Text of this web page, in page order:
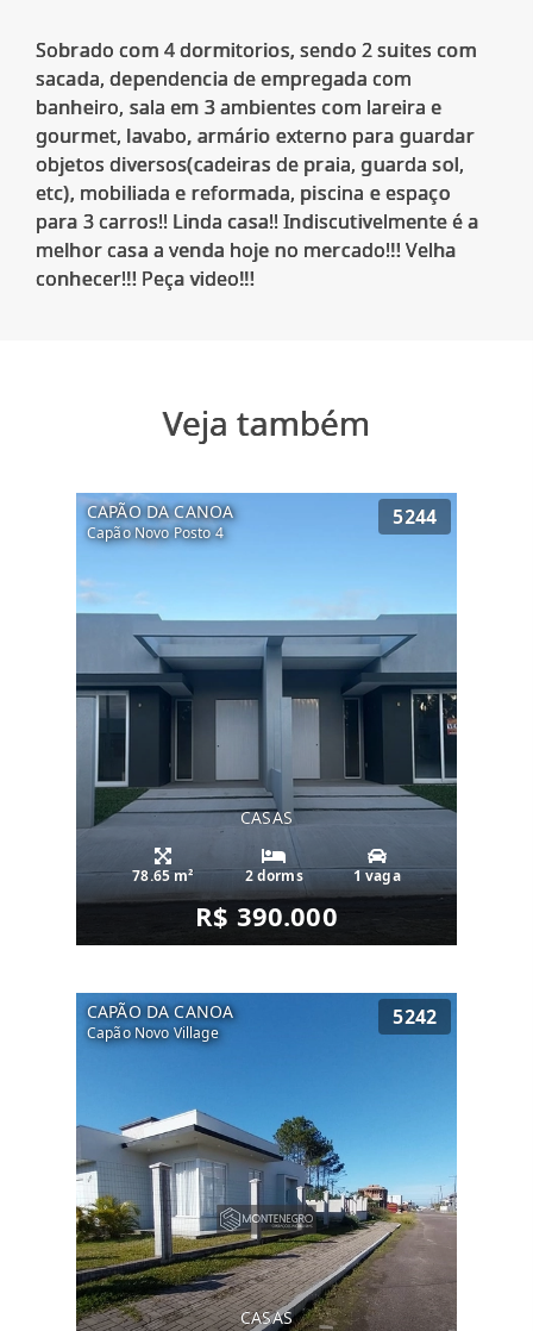
Sobrado com 4 dormitorios, sendo 2 suites com
sacada, dependencia de empregada com
banheiro, sala em 3 ambientes com lareira e
gourmet, lavabo, armário externo para guardar
objetos diversos(cadeiras de praia, guarda sol,
etc), mobiliada e reformada, piscina e espaço
para 3 carros!! Linda casa!! Indiscutivelmente é a
melhor casa a venda hoje no mercado!!! Velha
conhecer!!! Peça video!!!
Veja também
CAPÃO DA CANOA
Capão Novo Posto 4
5244
CASAS
78.65 m² 2 dorms 1 vaga
R$ 390.000
CAPÃO DA CANOA
Capão Novo Village
5242
CASAS